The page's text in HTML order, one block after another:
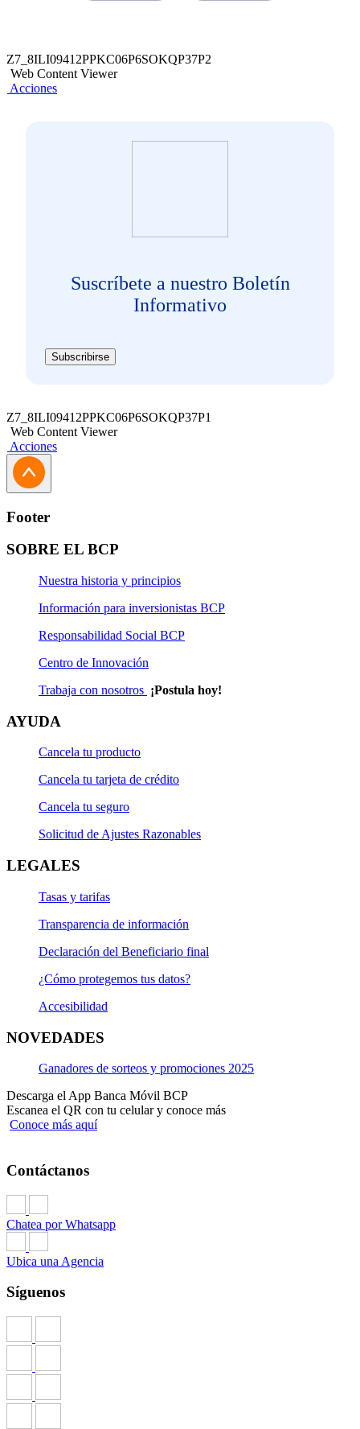
Z7_8ILI09412PPKC06P6SOKQP37P2
Web Content Viewer
Acciones
Suscríbete a nuestro Boletín
Informativo
Subscribirse
Z7_8ILI09412PPKC06P6SOKQP37P1
Web Content Viewer
Acciones
Footer
SOBRE EL BCP
Nuestra historia y principios
Información para inversionistas BCP
Responsabilidad Social BCP
Centro de Innovación
Trabaja con nosotros ¡Postula hoy!
AYUDA
Cancela tu producto
Cancela tu tarjeta de crédito
Cancela tu seguro
Solicitud de Ajustes Razonables
LEGALES
Tasas y tarifas
Transparencia de información
Declaración del Beneficiario final
¿Cómo protegemos tus datos?
Accesibilidad
NOVEDADES
Ganadores de sorteos y promociones 2025
Descarga el App Banca Móvil BCP
Escanea el QR con tu celular y conoce más
Conoce más aquí
Contáctanos
Chatea por Whatsapp
Ubica una Agencia
Síguenos